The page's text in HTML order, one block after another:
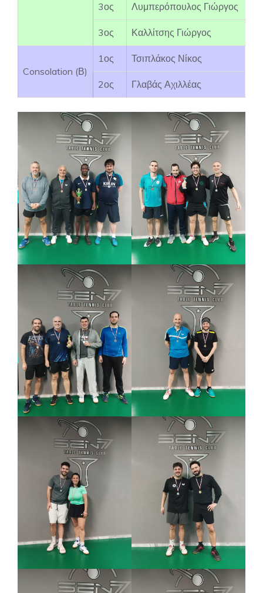
3ος Λυμπερόπουλος Γιώργος
3ος Καλλίτσης Γιώργος
Consolation (Β)
1ος Τσιπλάκος Νίκος
2ος Γλαβάς Αχιλλέας